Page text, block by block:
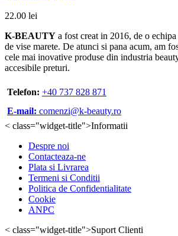
22.00 lei
K-BEAUTY a fost creat in 2016, de o
de vise marete. De atunci si pana acum, am
cele mai inovative produse din industria
accesibile preturi.
Telefon: +40 737 828 871
E-mail: comenzi@k-beauty.ro
< class="widget-title">Informatii
Despre noi
Contacteaza-ne
Plata si Livrarea
Termeni si Conditii
Politica de Confidentialitate
Cookie
ANPC
< class="widget-title">Suport Clienti